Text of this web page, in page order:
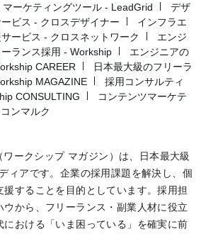
ーケティングツール - LeadGrid
デザ
ビス - クロスデザイナー
インフラエ
ービス - クロスネットワーク
エンジ
ランス採用 - Workship
エンジニアの
CAREER
日本最大級のフリーラ
MAGAZINE
採用コンサルティ
CONSULTING
コンテンツマーケテ
ンマルク
ークシップ マガジン）は、日本最大級
ィアです。企業の採用課題を解決し、個
援することを目的としています。採用担
ウから、フリーランス・副業人材に役立
における「いま困っている」を確実に前